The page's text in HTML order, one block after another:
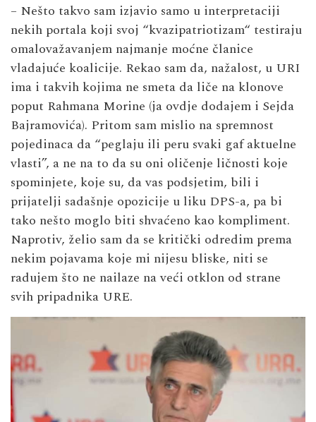
– Nešto takvo sam izjavio samo u interpretaciji
nekih portala koji svoj “kvazipatriotizam“ testiraju
omalovažavanjem najmanje moćne članice
vladajuće koalicije. Rekao sam da, nažalost, u URI
ima i takvih kojima ne smeta da liče na klonove
poput Rahmana Morine (ja ovdje dodajem i Sejda
Bajramovića). Pritom sam mislio na spremnost
pojedinaca da “peglaju ili peru svaki gaf aktuelne
vlasti”, a ne na to da su oni oličenje ličnosti koje
spominjete, koje su, da vas podsjetim, bili i
prijatelji sadašnje opozicije u liku DPS-a, pa bi
tako nešto moglo biti shvaćeno kao kompliment.
Naprotiv, želio sam da se kritički odredim prema
nekim pojavama koje mi nijesu bliske, niti se
radujem što ne nailaze na veći otklon od strane
svih pripadnika URE.